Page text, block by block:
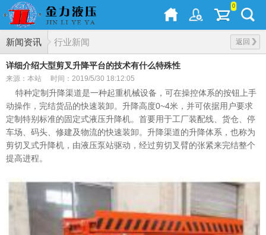
0
新闻资讯 返回
行业新闻
详细介绍大型剪叉升降平台的技术有什么特殊性
来源：本站 时间：2019/5/30 18:12:05
特种定制升降渠道是一种起重机械设备，可在操控体系的按钮上手
动操作，完结货品的快速装卸。升降高度0~4米，并可依据用户要求
定制特别标准的固定式液压升降机。首要用于工厂装配线、货仓、停
车场、码头、修建及物流的快速装卸。升降渠道的升降体系，也称为
剪切叉式升降机，由液压泵站驱动，经过剪切叉臂的张紧来完结整个
提高进程。